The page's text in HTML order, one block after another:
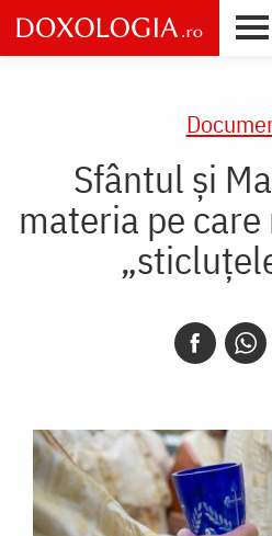
Skip
to
main
Sfântul și
materia pe